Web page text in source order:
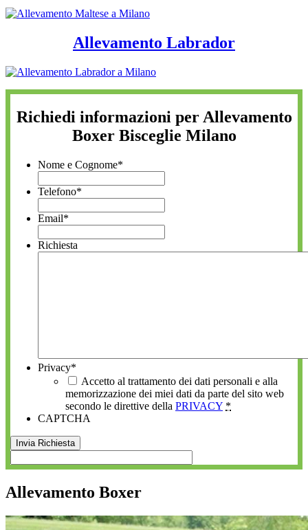
Allevamento Labrador
Richiedi informazioni per Allevamento
Boxer Bisceglie Milano
Nome e Cognome*
Telefono*
Email*
Richiesta
Privacy*
Accetto al trattamento dei dati personali e alla
memorizzazione dei miei dati da parte del sito web
secondo le direttive della PRIVACY *
CAPTCHA
Allevamento Boxer